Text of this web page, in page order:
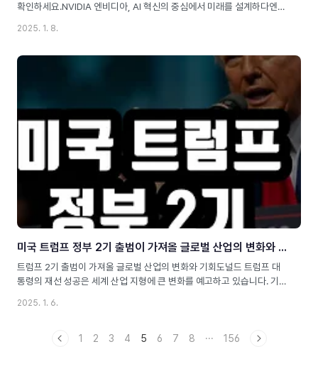
확인하세요.NVIDIA 엔비디아, AI 혁신의 중심에서 미래를 설계하다엔비
카드 제조업체에서 출발한 이 회사는 AI, 로보틱스, 자율주행, 헬스케어
생각을 해보셨나요?“AI가 이렇게 중요한 시대에, 어떤 기업이 이 시장을
주도하고 있을까?”그 답은 바로 엔비디아입니다.AI 컴퓨팅의 심장을 만
들어낸 이 기업은 기술 발전과 투자 잠재력 모두에서 강력한 경쟁력을 자
랑합니다.이번 포스팅에서는 엔비디아의 최근 성과와 미래 방향, 그리고
우리가 주목해야 할 기술과 시장 기회를 이야기해 보겠습니다. 엔비디
2025. 1. 8.
미국 트럼프 정부 2기 출범이 가져올 글로벌 산업의 변화와 기회
트럼프 2기 출범이 가져올 글로벌 산업의 변화와 기회도널드 트럼프 대
통령의 재선 성공은 세계 산업 지형에 큰 변화를 예고하고 있습니다. 기
시하며, 특히 미국 기업들이 변화의 중심에 설 것으로 보입니다. 지정학
산업의 경제적 재도약 등 긍정적인 전망도 존재합니다. 무역, 기술, 미국
2025. 1. 6.
1 2 3 4 5 6 7 8 ··· 156